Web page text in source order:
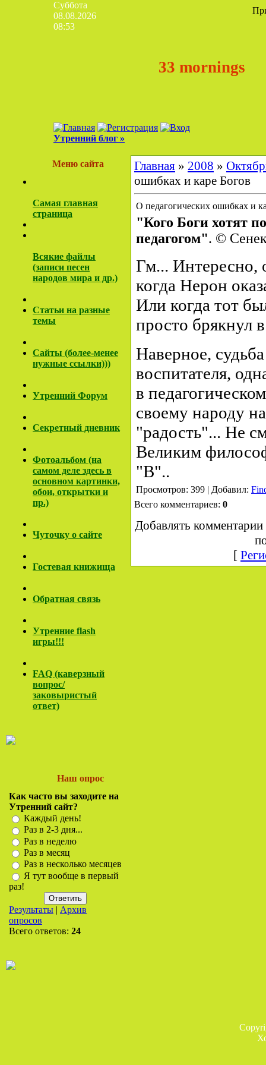
Суббота
08.08.2026
08:53
33 mornings
Утренний блог »
Меню сайта
Самая главная
страница
Всякие файлы
(записи песен
народов мира и др.)
Cтатьи на разные
темы
Сайты (более-менее
нужные ссылки)))
Утренний Форум
Секретный дневник
Фотоальбом (на
самом деле здесь в
основном картинки,
обои, открытки и
пр.)
Чуточку о сайте
Гостевая книжища
Обратная связь
Утренние flash
игры!!!
FAQ (каверзный
вопрос/
заковыристый
ответ)
Наш опрос
Как часто вы заходите на
Утренний сайт?
Каждый день!
Раз в 2-3 дня...
Раз в неделю
Раз в месяц
Раз в несколько месяцев
Я тут вообще в первый
раз!
Результаты | Архив
опросов
Всего ответов: 24
Главная » 2008 »
ошибках и каре Богов
О педагогических ошибках и
"Кого Боги хотят
педагогом". ©
Гм... Интересно,
когда Нерон
Или когда тот
просто брякнул
Наверное,
воспитателя,
в
своему народу
"радость"... Не
Великим
"В"..
Просмотров: 399 | Добавил:
Всего комментариев: 0
Добавлять комментарии
[